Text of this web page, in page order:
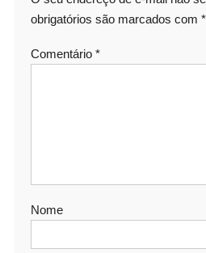
obrigatórios são marcados com *
Comentário *
Nome